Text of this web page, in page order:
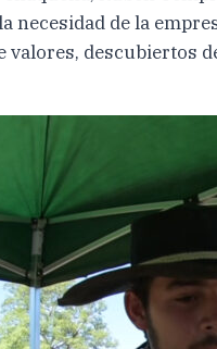
necesidad de la
valores,